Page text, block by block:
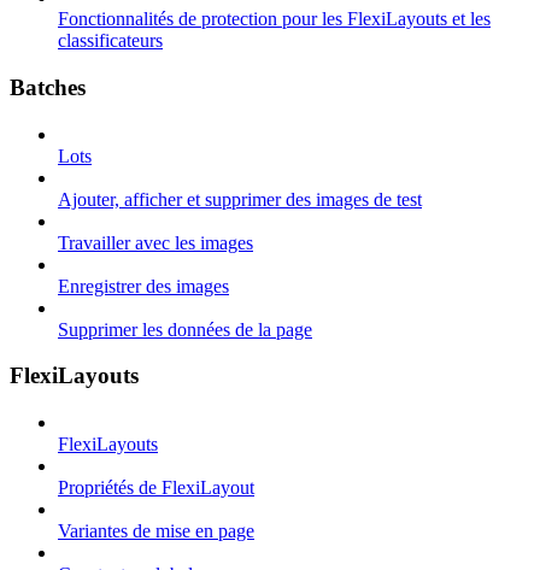
Fonctionnalités de protection pour les FlexiLayouts et les
classificateurs
Batches
Lots
Ajouter, afficher et supprimer des images de test
Travailler avec les images
Enregistrer des images
Supprimer les données de la page
FlexiLayouts
FlexiLayouts
Propriétés de FlexiLayout
Variantes de mise en page